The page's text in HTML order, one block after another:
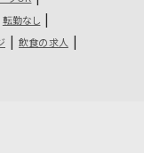
転勤なし
飲食の求人